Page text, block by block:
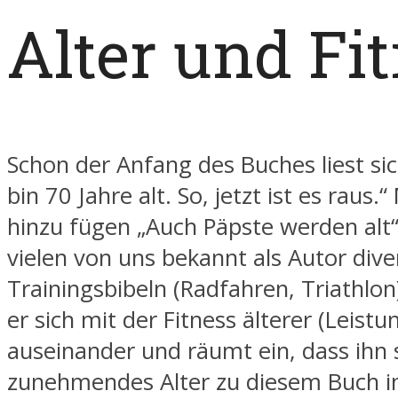
Alter und
Schon der Anfang des Buches liest
bin 70 Jahre alt. So, jetzt ist es
hinzu fügen „Auch Päpste werden
vielen von uns bekannt als Autor
Trainingsbibeln (Radfahren,
er sich mit der Fitness älterer
auseinander und räumt ein, dass ihn
zunehmendes Alter zu diesem Buch